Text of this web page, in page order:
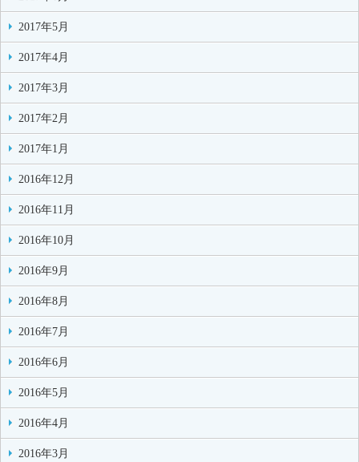
2017年5月
2017年4月
2017年3月
2017年2月
2017年1月
2016年12月
2016年11月
2016年10月
2016年9月
2016年8月
2016年7月
2016年6月
2016年5月
2016年4月
2016年3月